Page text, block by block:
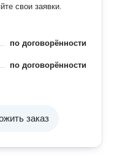
и оставляйте свои заявки.
по договорённости
по договорённости
заказ